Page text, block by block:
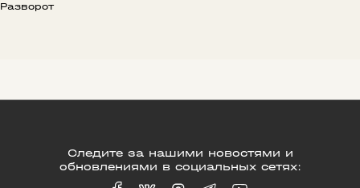
Разворот
Следите за нашими новостями и
обновлениями в социальных сетях: